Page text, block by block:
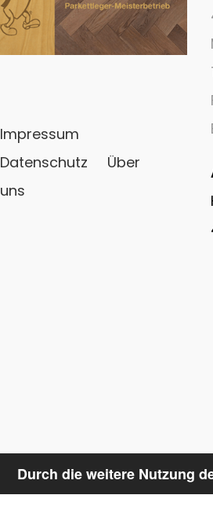
Impressum
Datenschutz
Über
uns
Durch die weitere Nutzung